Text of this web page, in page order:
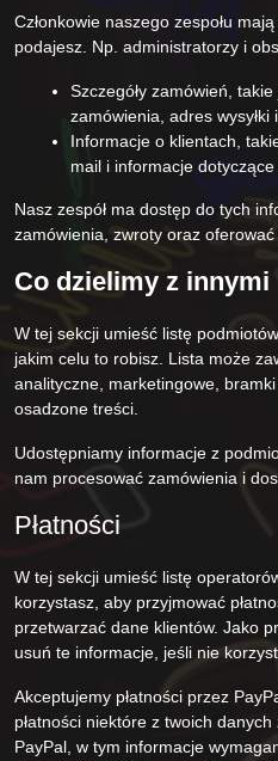
Członkowie naszego zespołu
podajesz. Np. administratorzy i
Szczegóły zamówień,
zamówienia, adres wysyłki i
Informacje o klientach,
mail i informacje dotyczące
Nasz zespół ma dostęp do tych
zamówienia, zwroty oraz oferować
Co dzielimy z innymi
W tej sekcji umieść listę
jakim celu to robisz. Lista może
analityczne, marketingowe,
osadzone treści.
Udostępniamy informacje z
nam procesować zamówienia i
Płatności
W tej sekcji umieść listę
korzystasz, aby przyjmować
przetwarzać dane klientów. Jako
usuń te informacje, jeśli nie
Akceptujemy płatności przez
płatności niektóre z twoich
PayPal, w tym informacje